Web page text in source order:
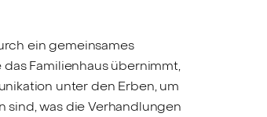
ein gemeinsames
Familienhaus übernimmt,
unter den Erben, um
sind, was die Verhandlungen